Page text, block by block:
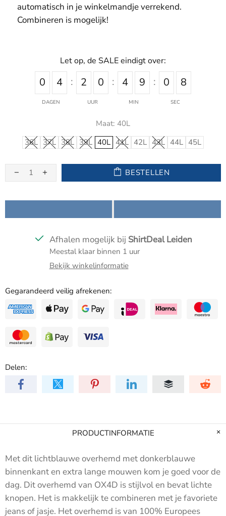
automatisch in je winkelmandje verrekend.
Combineren is mogelijk!
0 4
DAGEN
2 0
UUR
4 9
MIN
0 8
SEC
Let op, de SALE eindigt over:
Maat: 40L
36L 37L 38L 39L 40L 41L 42L 43L 44L 45L
BESTELLEN
Afhalen mogelijk bij ShirtDeal Leiden
Meestal klaar binnen 1 uur
Bekijk winkelinformatie
Gegarandeerd veilig afrekenen:
Delen:
PRODUCTINFORMATIE
Met dit lichtblauwe overhemd met donkerblauwe
binnenkant en extra lange mouwen kom je goed voor de
dag. Dit overhemd van OX4D is stijlvol en bevat lichte
knopen. Het is makkelijk te combineren met je favoriete
jeans of jasje. Het overhemd is van 100% Europees